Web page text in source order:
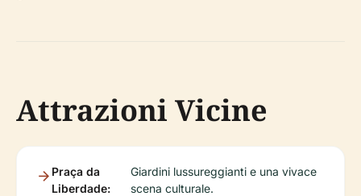
Attrazioni Vicine
Praça da
Liberdade:
Giardini lussureggianti e una vivace
scena culturale.